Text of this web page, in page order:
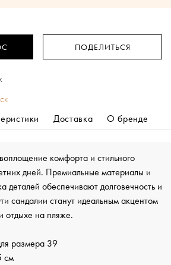
ПОДЕЛИТЬСЯ
Доставка О бренде
комфорта и стильного
дней. Премиальные материалы и
деталей обеспечивают долговечность и
сандалии станут идеальным акцентом
отдыхе на пляже.
размера 39
см